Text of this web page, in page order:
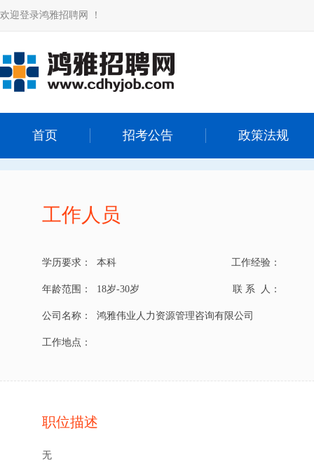
欢迎登录鸿雅招聘网 ！
首页 招考公告 政策法规
工作人员
学历要求： 本科 工作经验：
年龄范围： 18岁-30岁 联 系 人：
公司名称： 鸿雅伟业人力资源管理咨询有限公司
工作地点：
职位描述
无